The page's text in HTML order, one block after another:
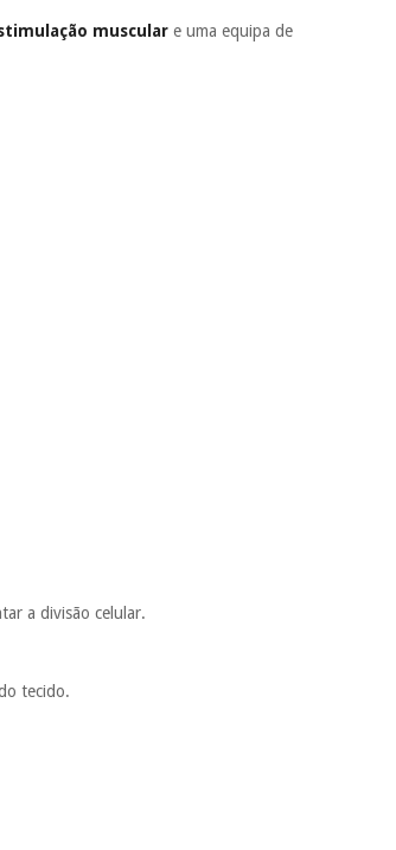
muscular e uma equipa de
a divisão celular.
tecido.